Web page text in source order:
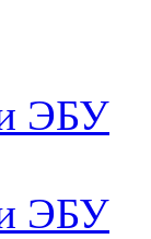
ЭБУ
ЭБУ